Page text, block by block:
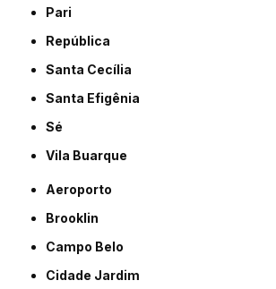
Pari
República
Santa Cecília
Santa Efigênia
Sé
Vila Buarque
Aeroporto
Brooklin
Campo Belo
Cidade Jardim